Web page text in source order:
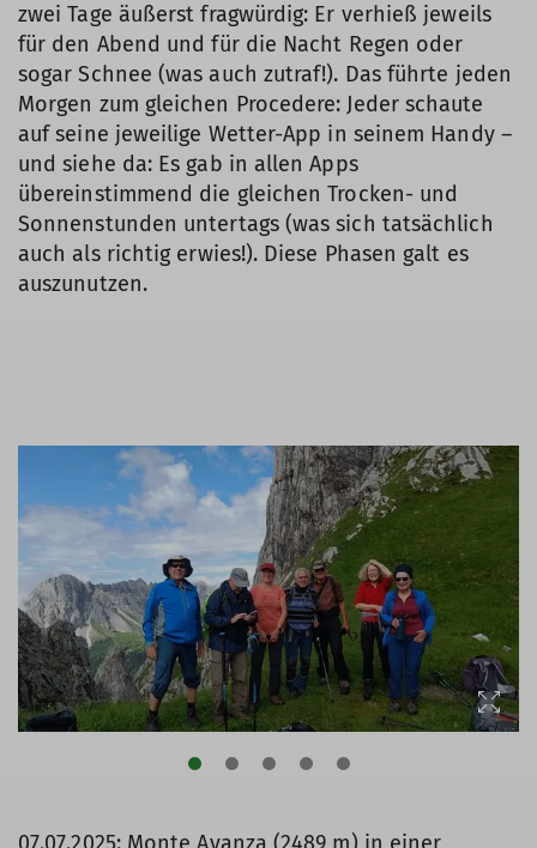
zwei Tage äußerst fragwürdig: Er verhieß jeweils
für den Abend und für die Nacht Regen oder
sogar Schnee (was auch zutraf!). Das führte jeden
Morgen zum gleichen Procedere: Jeder schaute
auf seine jeweilige Wetter-App in seinem Handy –
und siehe da: Es gab in allen Apps
übereinstimmend die gleichen Trocken- und
Sonnenstunden untertags (was sich tatsächlich
auch als richtig erwies!). Diese Phasen galt es
auszunutzen.
07.07.2025: Monte Avanza (2489 m) in einer